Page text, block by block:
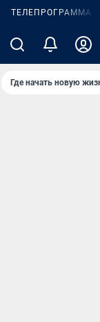
ТЕЛЕПРОГРАММА
Где начать новую